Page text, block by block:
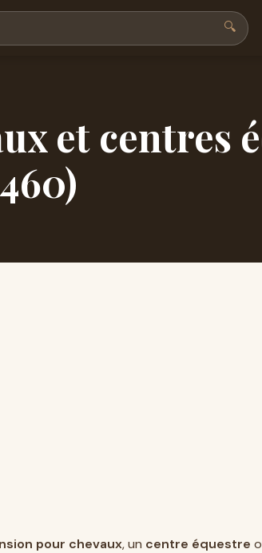
🔍
et centres
pour chevaux, un centre équestre